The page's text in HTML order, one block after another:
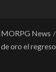
News
oro el regreso